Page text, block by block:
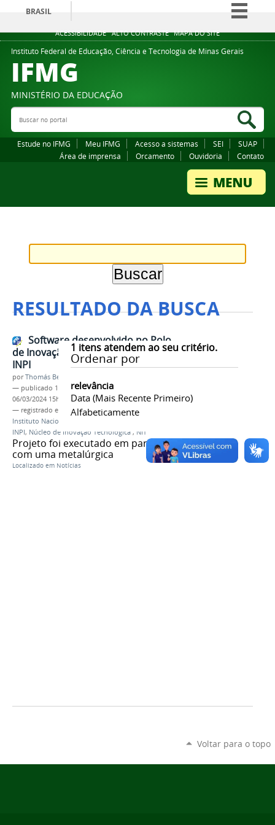
ACESSIBILIDADE ALTO CONTRASTE MAPA DO SITE
BRASIL
Simplifique!
Comunica BR
Legislação
Instituto Federal de Educação, Ciência e Tecnologia de Minas Gerais
IFMG
MINISTÉRIO DA EDUCAÇÃO
Buscar no portal
Estude no IFMG Meu IFMG Acesso a sistemas SEI
SUAP
Área de imprensa
Orcamento Ouvidoria Contato
RESULTADO DA BUSCA
1 itens atendem ao seu critério.
Ordenar por
relevância
Data (mais Recente Primeiro)
Alfabeticamente
Software desenvolvido no Polo
de Inovação ganha registro no
INPI
porThomás Bertozzi de Oliveira e Sousa Leão
— publicado 14/11/2023—última modificação
06/03/2024 15h49
— registrado em:
registro,Polo de Inovação
Instituto Nacional da Propriedade Intelectual
INPI, Núcleo de Inovação Tecnológica , NIT
Projeto foi executado em parceria
com uma metalúrgica
Localizado em Notícias
Voltar para o topo